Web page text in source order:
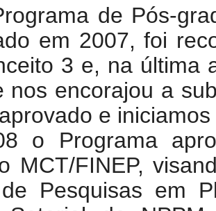
de Pós-
em 2007, foi
3 e, na última
nos encorajou a
e
o Programa
MCT/FINEP,
Pesquisas em